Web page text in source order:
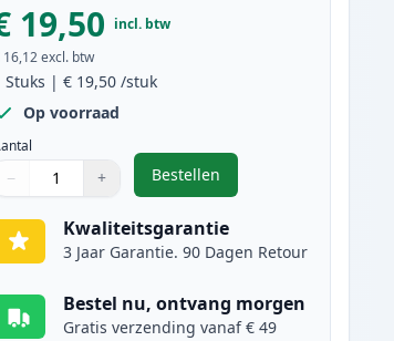
19,50 incl. btw
16,12 excl. btw
Stuks |€ 19,50 /stuk
Op voorraad
de knoppen om aan te passen
− +
1
Bestellen
,Brother LC3237BK
Kwaliteitsgarantie
3 Jaar Garantie. 90 Dagen Retour
Bestel nu, ontvang morgen
Gratis verzending vanaf € 49